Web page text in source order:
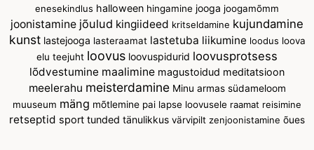
enesekindlus halloween hingamine jooga joogamõmm
joonistamine jõulud kingiideed kritseldamine kujundamine
kunst lastejooga lasteraamat lastetuba liikumine loodus loova
elu teejuht loovus loovuspidurid loovusprotsess
lõdvestumine maalimine magustoidud meditatsioon
meelerahu meisterdamine Minu armas südameloom
muuseum mäng mõtlemine pai lapse loovusele raamat reisimine
retseptid sport tunded tänulikkus värvipilt zenjoonistamine õues